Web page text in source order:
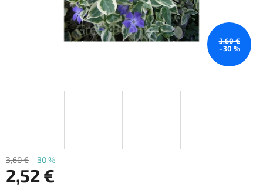
3,60 €
–30 %
3,60 € –30 %
2,52 €